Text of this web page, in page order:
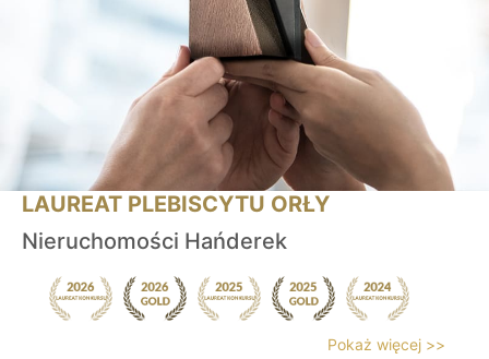
LAUREAT PLEBISCYTU ORŁY
Nieruchomości Hańderek
Pokaż więcej >>